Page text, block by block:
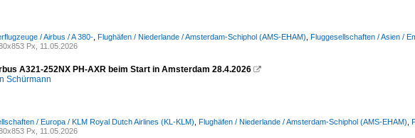
/ Airbus / A 380- Flughäfen / Niederlande / Amsterdam-Schiphol (AMS-EHAM) Fluggesellschaften / Asien /
Px, 11.05.2026
A321-252NX PH-AXR beim Start in Amsterdam 28.4.2026 
Schürmann
/ Europa / KLM Royal Dutch Airlines (KL-KLM) Flughäfen / Niederlande / Amsterdam-Schiphol (AMS-EHAM)
Px, 11.05.2026